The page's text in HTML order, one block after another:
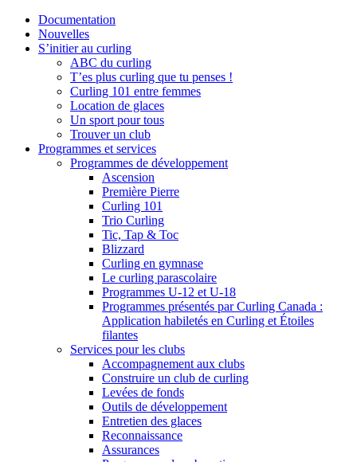
Documentation
Nouvelles
S’initier au curling
ABC du curling
T’es plus curling que tu penses !
Curling 101 entre femmes
Location de glaces
Un sport pour tous
Trouver un club
Programmes et services
Programmes de développement
Ascension
Première Pierre
Curling 101
Trio Curling
Tic, Tap & Toc
Blizzard
Curling en gymnase
Le curling parascolaire
Programmes U-12 et U-18
Programmes présentés par Curling Canada :
Application habiletés en Curling et Étoiles
filantes
Services pour les clubs
Accompagnement aux clubs
Construire un club de curling
Levées de fonds
Outils de développement
Entretien des glaces
Reconnaissance
Assurances